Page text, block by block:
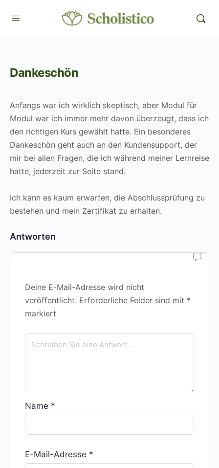
Dankeschön
Anfangs war ich wirklich skeptisch, aber Modul für
Modul war ich immer mehr davon überzeugt, dass ich
den richtigen Kurs gewählt hatte. Ein besonderes
Dankeschön geht auch an den Kundensupport, der
mir bei allen Fragen, die ich während meiner Lernreise
hatte, jederzeit zur Seite stand.
Ich kann es kaum erwarten, die Abschlussprüfung zu
bestehen und mein Zertifikat zu erhalten.
Antworten
Deine E-Mail-Adresse wird nicht
veröffentlicht. Erforderliche Felder sind mit *
markiert
Name *
E-Mail-Adresse *